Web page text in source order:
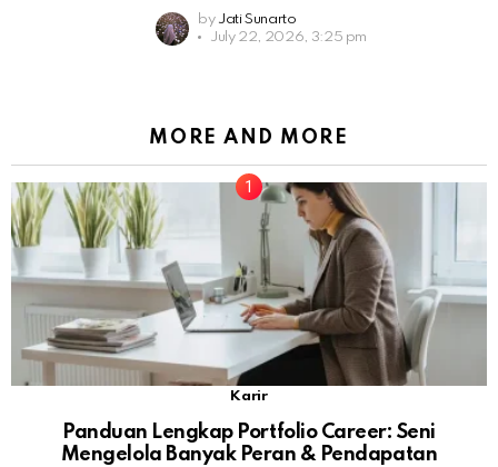
by Jati Sunarto
July 22, 2026, 3:25 pm
MORE AND MORE
Karir
Panduan Lengkap Portfolio Career: Seni
Mengelola Banyak Peran & Pendapatan